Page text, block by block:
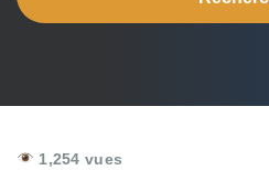
1,254 vues